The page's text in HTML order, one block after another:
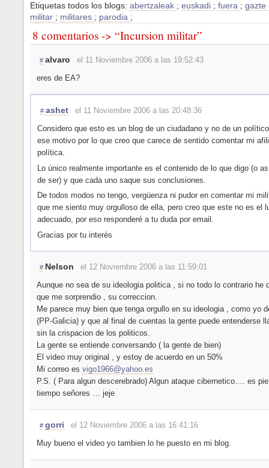
Etiquetas todos los blogs: abertzaleak ; euskadi ; fuera ; gazte
militar ; militares ; parodia ;
8 comentarios -> “Incursion militar”
# alvaro
el 11 Noviembre 2006 a las 19:52:43
eres de EA?
# ashet
el 11 Noviembre 2006 a las 20:48:36
Considero que esto es un blog de un ciudadano y no de un
ese motivo por lo que creo que carece de sentido comentar mi
política.
Lo único realmente importante es el contenido de lo que digo (o
de ser) y que cada uno saque sus conclusiones.
De todos modos no tengo, vergüenza ni pudor en comentar mi
que me siento muy orgulloso de ella, pero creo que este no es el
adecuado, por eso responderé a tu duda por email.
Gracias por tu interés
# Nelson
el 12 Noviembre 2006 a las 11:59:01
Aunque no sea de su ideologia politica , si no todo lo contrario he
que me sorprendio , su correccion.
Me parece muy bien que tenga orgullo en su ideologia , como yo
(PP-Galicia) y que al final de cuentas la gente puede entenderse
sin la crispacion de los politicos.
La gente se entiende conversando ( la gente de bien)
El video muy original , y estoy de acuerdo en un 50%
Mi correo es vigo1966@yahoo.es
P.S. ( Para algun descerebrado) Algun ataque cibernetico…. es
tiempo señores … jeje
# gorri
el 12 Noviembre 2006 a las 16:41:16
Muy bueno el video yo tambien lo he puesto en mi blog.